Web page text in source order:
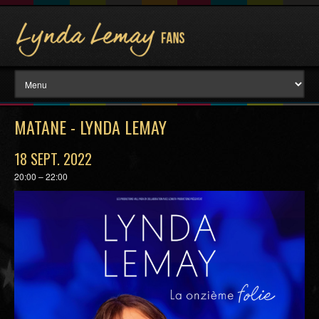
MATANE - LYNDA LEMAY
18 SEPT. 2022
20:00 – 22:00